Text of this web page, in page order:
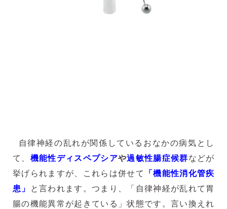
自律神経の乱れが関係しているおなかの病気とし
て、 機能性ディスペプシアや過敏性腸症候群などが
挙げられますが、これらは併せて
「機能性消化管疾
患」
と言われます。つまり、「自律神経が乱れて胃
腸の機能異常が起きている」状態です。言い換えれ